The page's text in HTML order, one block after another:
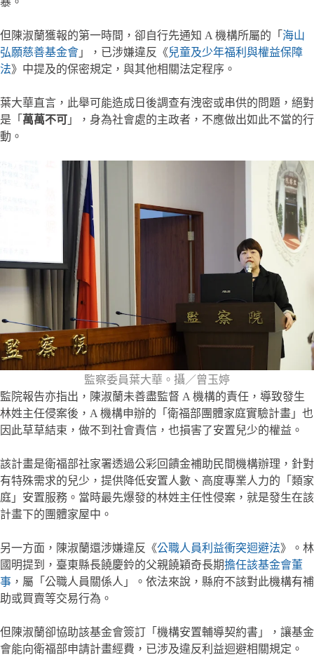
但陳淑蘭獲報的第一時間，卻自行先通知 A 機構所屬的「 海山
弘願慈善基金會 」，已涉嫌違反《兒童及少年福利與權益保障
法》中提及的保密規定，與其他相關法定程序。
葉大華直言，此舉可能造成日後調查有洩密或串供的問題，絕對
是「 萬萬不可 」，身為社會處的主政者，不應做出如此不當的行
動。
監察委員葉大華。攝／曾玉婷
監院報告亦指出，陳淑蘭未善盡監督 A 機構的責任，導致發生
林姓主任侵案後，A 機構申辦的「衛福部團體家庭實驗計畫」也
因此草草結束，做不到社會責信，也損害了安置兒少的權益。
該計畫是衛福部社家署透過公彩回饋金補助民間機構辦理，針對
有特殊需求的兒少，提供降低安置人數、高度專業人力的「類家
庭」安置服務。當時最先爆發的林姓主任性侵案，就是發生在該
計畫下的團體家屋中。
另一方面，陳淑蘭還涉嫌違反《公職人員利益衝突迴避法》。林
國明提到，臺東縣長饒慶鈴的父親饒穎奇長期擔任該基金會董
事 ，屬「公職人員關係人」。依法來說，縣府不該對此機構有補
助或買賣等交易行為。
但陳淑蘭卻協助該基金會簽訂「機構安置輔導契約書」，讓基金
會能向衛福部申請計畫經費，已涉及違反利益迴避相關規定。